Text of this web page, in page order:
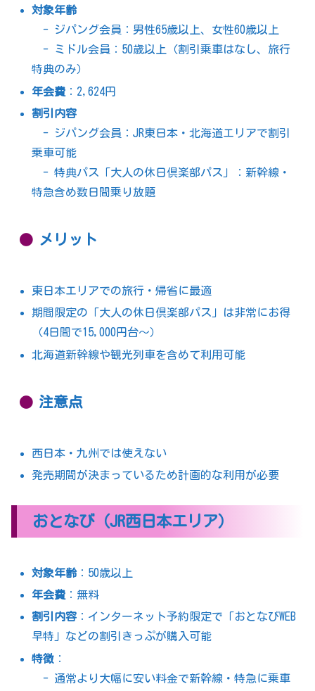
対象年齢
- ジパング会員：男性65歳以上、女性60歳以上
- ミドル会員：50歳以上（割引乗車はなし、旅行
特典のみ）
年会費 ：2,624円
割引内容
- ジパング会員：JR東日本・北海道エリアで割引
乗車可能
- 特典パス「大人の休日倶楽部パス」：新幹線・
特急含め数日間乗り放題
メリット
東日本エリアでの旅行・帰省に最適
期間限定の「大人の休日倶楽部パス」は非常にお得
（4日間で15,000円台〜）
北海道新幹線や観光列車を含めて利用可能
注意点
西日本・九州では使えない
発売期間が決まっているため計画的な利用が必要
おとなび（JR西日本エリア）
対象年齢：50歳以上
年会費 ：無料
割引内容 ：インターネット予約限定で「おとなびWEB
早特」などの割引きっぷが購入可能
特徴 ：
- 通常より大幅に安い料金で新幹線・特急に乗車